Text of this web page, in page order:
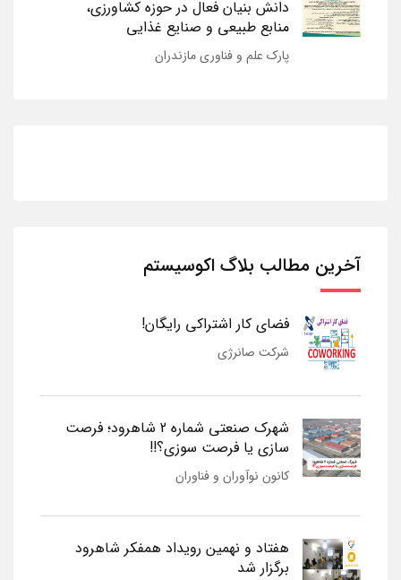
دانش بنیان فعال در حوزه کشاورزی،
منابع طبیعی و صنایع غذایی
پارک علم و فناوری مازندران
آخرین مطالب بلاگ اکوسیستم
فضای کار اشتراکی رایگان!
شرکت صانرژی
شهرک صنعتی شماره 2 شاهرود؛ فرصت
سازی یا فرصت سوزی؟!!
کانون نوآوران و فناوران
هفتاد و نهمین رویداد همفکر شاهرود
برگزار شد